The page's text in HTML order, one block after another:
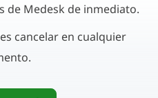
de Medesk de inmediato.
cancelar en cualquier